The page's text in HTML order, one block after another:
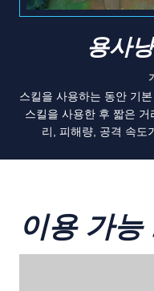
용사
스킬을 사용하는 동안 기
스킬을 사용한 후 짧은
리, 피해량, 공격 속도
이용 가능